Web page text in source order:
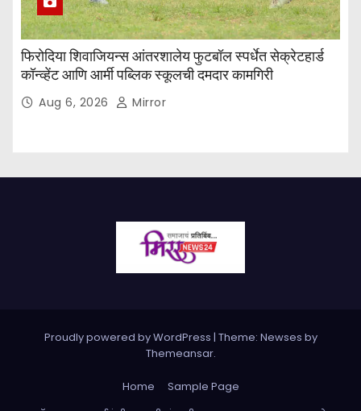
फिरोदिया शिवाजियन्स आंतरशालेय फुटबॉल स्पर्धेत सेक्रेटहार्ड
कॉन्व्हेंट आणि आर्मी पब्लिक स्कूलची दमदार कामगिरी
Aug 6, 2026 Mirror
Proudly powered by WordPress | Theme: Newses by
Themeansar.
Home
Sample Page